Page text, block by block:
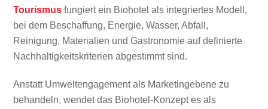
Tourismus fungiert ein Biohotel als integriertes Modell,
bei dem Beschaffung, Energie, Wasser, Abfall,
Reinigung, Materialien und Gastronomie auf definierte
Nachhaltigkeitskriterien abgestimmt sind.
Anstatt Umweltengagement als Marketingebene zu
behandeln, wendet das Biohotel-Konzept es als